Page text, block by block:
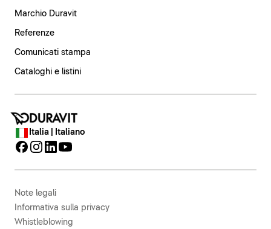
Marchio Duravit
Referenze
Comunicati stampa
Cataloghi e listini
Italia | Italiano
Note legali
Informativa sulla privacy
Whistleblowing